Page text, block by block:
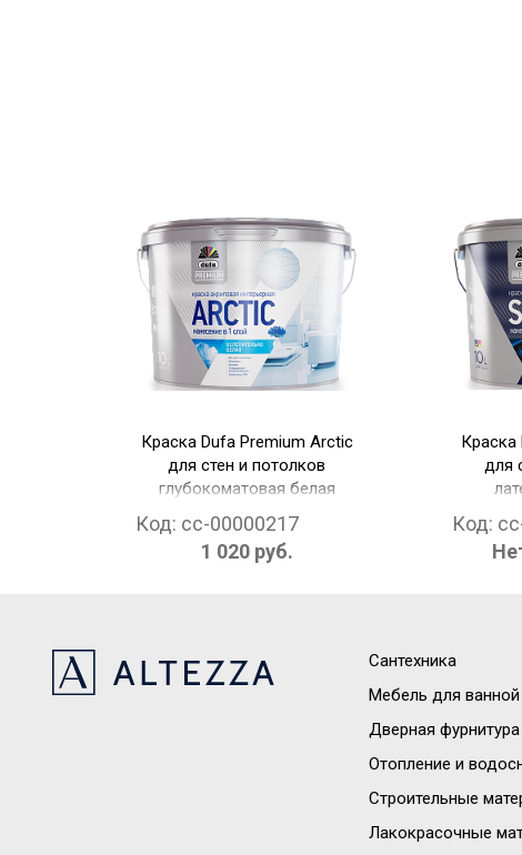
Краска Dufa Premium Arctic
для стен и потолков
глубокоматовая белая
Код: cc-00000217
1 020 руб.
Краска
для
Код:
Сантехника
Мебель для
Дверная фурнитура
Отопление и
Строительные
Лакокрасочные